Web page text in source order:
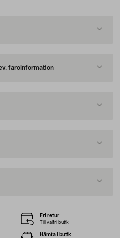
faroinformation
Fri retur
Till valfri butik
Hämta i butik